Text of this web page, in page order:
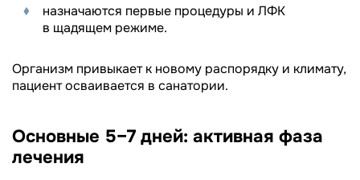
назначаются первые процедуры и ЛФК
в щадящем режиме.
Организм привыкает к новому распорядку и климату,
пациент осваивается в санатории.
Основные 5–7 дней: активная фаза
лечения